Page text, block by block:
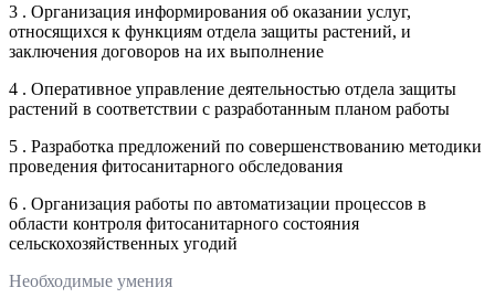
3 . Организация информирования об оказании услуг,
относящихся к функциям отдела защиты растений, и
заключения договоров на их выполнение
4 . Оперативное управление деятельностью отдела защиты
растений в соответствии с разработанным планом работы
5 . Разработка предложений по совершенствованию методики
проведения фитосанитарного обследования
6 . Организация работы по автоматизации процессов в
области контроля фитосанитарного состояния
сельскохозяйственных угодий
Необходимые умения